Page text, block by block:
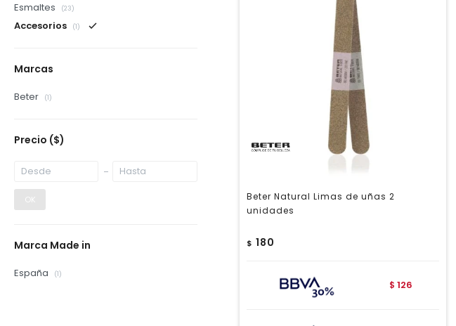
Beter Natural Limas de uñas 2
unidades
$ 180
$ 126
Esmaltes (23)
Accesorios (1)
Marcas
Beter (1)
Precio ($)
OK
Marca Made in
España (1)